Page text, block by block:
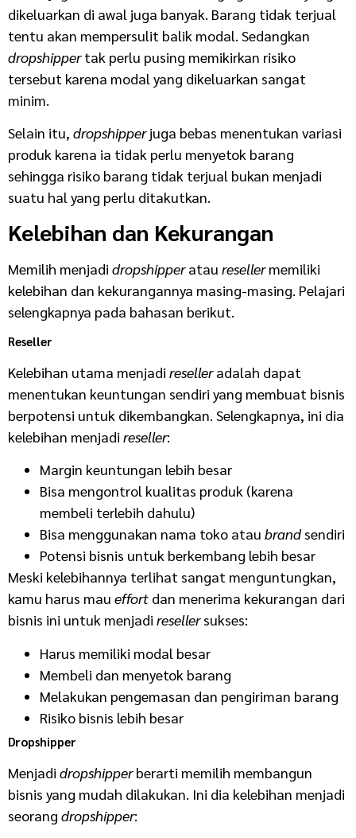
dikeluarkan di awal juga banyak. Barang tidak terjual
tentu akan mempersulit balik modal. Sedangkan
dropshippertak perlu pusing memikirkan risiko
tersebut karena modal yang dikeluarkan sangat
minim.
Selain itu, dropshipperjuga bebas menentukan variasi
produk karena ia tidak perlu menyetok barang
sehingga risiko barang tidak terjual bukan menjadi
suatu hal yang perlu ditakutkan.
Kelebihan dan Kekurangan
Memilih menjadi dropshipperatau resellermemiliki
kelebihan dan kekurangannya masing-masing. Pelajari
selengkapnya pada bahasan berikut.
Reseller
Kelebihan utama menjadi reselleradalah dapat
menentukan keuntungan sendiri yang membuat bisnis
berpotensi untuk dikembangkan. Selengkapnya, ini dia
kelebihan menjadi reseller:
Margin keuntungan lebih besar
Bisa mengontrol kualitas produk (karena
membeli terlebih dahulu)
Bisa menggunakan nama toko atau brandsendiri
Potensi bisnis untuk berkembang lebih besar
Meski kelebihannya terlihat sangat menguntungkan,
kamu harus mau effort dan menerima kekurangan dari
bisnis ini untuk menjadi resellersukses:
Harus memiliki modal besar
Membeli dan menyetok barang
Melakukan pengemasan dan pengiriman barang
Risiko bisnis lebih besar
Dropshipper
Menjadi dropshipperberarti memilih membangun
bisnis yang mudah dilakukan. Ini dia kelebihan menjadi
seorang dropshipper: